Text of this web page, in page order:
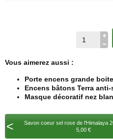
Vous aimerez aussi :
Porte encens grande
Encens bâtons Terra
Masque décoratif nez
<
Savon coeur sel rose de l'Himalaya
5,00 €